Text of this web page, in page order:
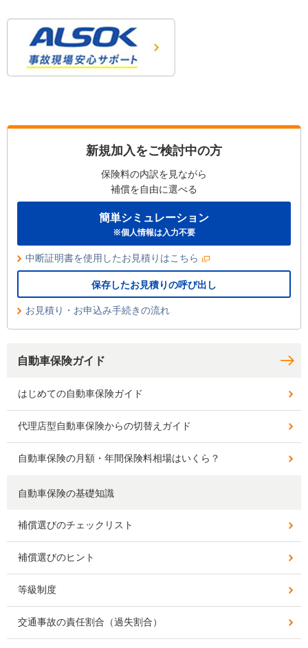
新規加入をご検討中の方
保険料の内訳を見ながら
補償を自由に選べる
簡単シミュレーション
※個人情報は入力不要
中断証明書を使用したお見積りはこちら
保存したお見積りの呼び出し
お見積り・お申込み手続きの流れ
自動車保険ガイド
はじめての自動車保険ガイド
代理店型自動車保険からの切替えガイド
自動車保険の月額・年間保険料相場はいくら？
自動車保険の基礎知識
補償選びのチェックリスト
補償選びのヒント
等級制度
交通事故の責任割合（過失割合）